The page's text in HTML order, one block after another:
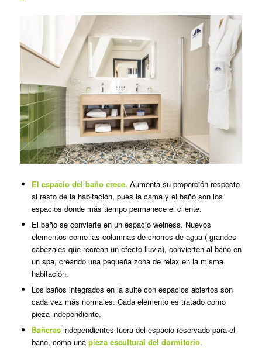
El espacio del baño crece. Aumenta su proporción respecto
al resto de la habitación, pues la cama y el baño son los
espacios donde más tiempo permanece el cliente.
El baño se convierte en un espacio welness. Nuevos
elementos como las columnas de chorros de agua ( grandes
cabezales que recrean un efecto lluvia), convierten al baño en
un spa, creando una pequeña zona de relax en la misma
habitación.
Los baños integrados en la suite con espacios abiertos son
cada vez más normales. Cada elemento es tratado como
pieza independiente.
Bañerasindependientes fuera del espacio reservado para el
baño, como una pieza escultural del dormitorio.